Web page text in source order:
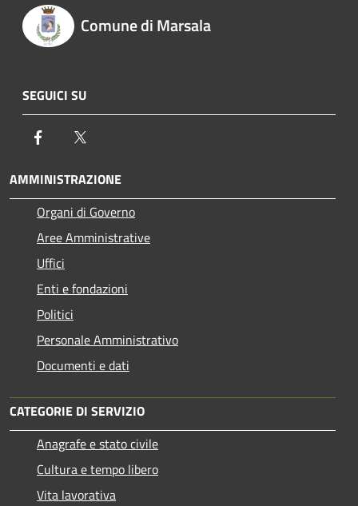
Comune di Marsala
SEGUICI SU
Facebook
AMMINISTRAZIONE
Organi di Governo
Aree Amministrative
Uffici
Enti e fondazioni
Politici
Personale Amministrativo
Documenti e dati
CATEGORIE DI SERVIZIO
Anagrafe e stato civile
Cultura e tempo libero
Vita lavorativa